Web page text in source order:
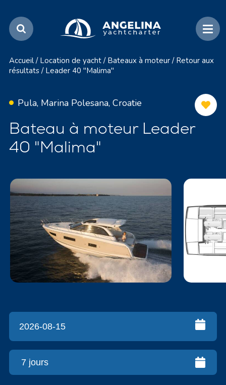
Accueil / Location de yacht / Bateaux à moteur / Retour aux
résultats / Leader 40 "Malima"
Pula, Marina Polesana, Croatie
Bateau à moteur Leader
40 "Malima"